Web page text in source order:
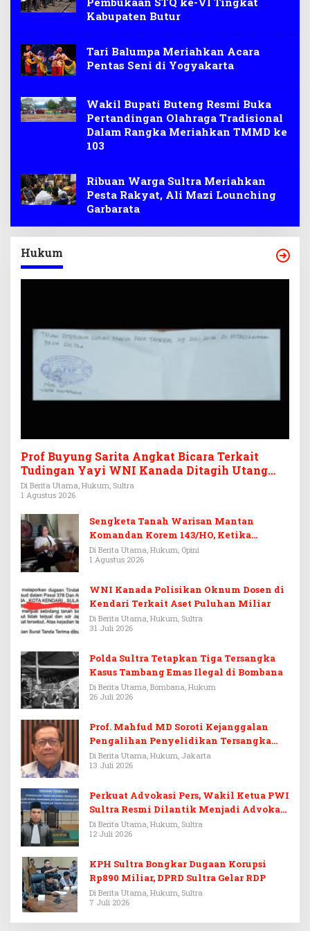
Kabupaten Butur
Tari Balumpa Meriahkan Acara
Pentas Seni di Yogyakarta
Wakil Bupati Buteng Resmi Buka
Pertandingan Olahraga Tradisional
Dalam Rangka Meriahkan TMMD ke
103
Ribuan Warga Sultra Meriahkan
Pesta Rakyat, Ali Mazi Lounching
Garbarata
Hukum
Prof Buyung Sarita Angkat Bicara Terkait
Tudingan Yayi WNI Kanada Ditagih Utang
Rp3,6 Miliar
Di Berita Utama, Hukum, Sultra
1 Agustus 2026
Sengketa Tanah Warisan Mantan
Komandan Korem 143/HO, Ketika
Warisan Menjadi Arena Pemerasan
Di Berita Utama, Hukum, Opini
1 Agustus 2026
WNI Kanada Polisikan Oknum Dosen di
Kendari Terkait Aset Puluhan Miliar
Di Berita Utama, Hukum, Sultra
31 Juli 2026
Polda Sultra Tetapkan Tiga Tersangka
Kasus Tambang Emas Ilegal di Bombana
Di Berita Utama, Bombana, Hukum
26 Juli 2026
Prof. Mahfud MD Soroti Kejanggalan
Pengalihan Penyelidikan Tersangka
Febrie Adriansyah
Di Berita Utama, Hukum, Jakarta
13 Juli 2026
Perkuat Advokasi Pers, Wakil Ketua PWI
Sultra Resmi Dilantik Menjadi Advokat
PERADI
Di Berita Utama, Hukum, Sultra
12 Juli 2026
KPH Sultra Bongkar Dugaan Korupsi
Rp890 Miliar, DPRD Sultra Gelar RDP
Di Berita Utama, Hukum, Sultra
7 Juli 2026